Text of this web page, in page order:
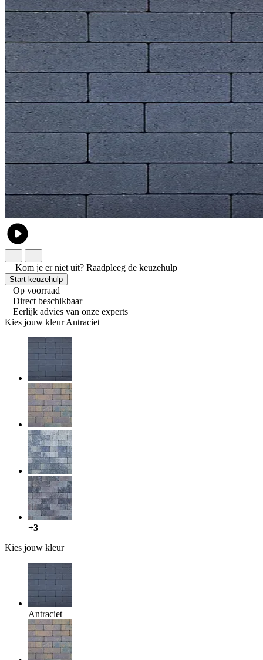
Kom je er niet uit? Raadpleeg de keuzehulp
Start keuzehulp
Op voorraad
Direct beschikbaar
Eerlijk advies van onze experts
Kies jouw kleurAntraciet
+3
Kies jouw kleur
Antraciet